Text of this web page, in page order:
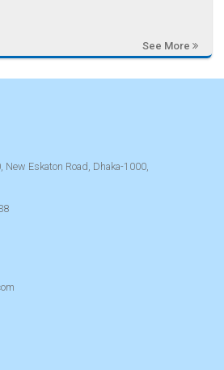
See More
New Eskaton Road, Dhaka-1000,